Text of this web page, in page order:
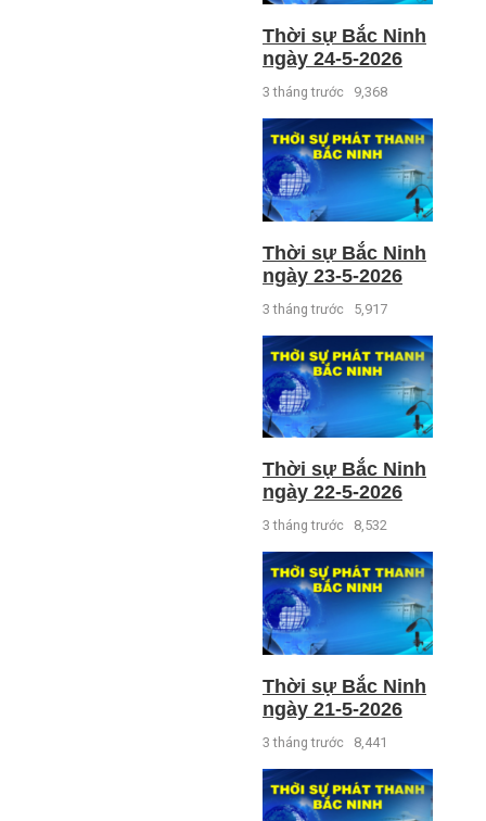
Thời sự Bắc Ninh
ngày 24-5-2026
3 tháng trước 9,368
Thời sự Bắc Ninh
ngày 23-5-2026
3 tháng trước 5,917
Thời sự Bắc Ninh
ngày 22-5-2026
3 tháng trước 8,532
Thời sự Bắc Ninh
ngày 21-5-2026
3 tháng trước 8,441